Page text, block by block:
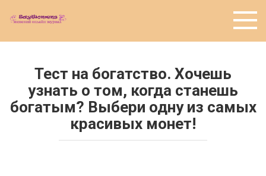
Тест на богатство. Хочешь
узнать о том, когда станешь
богатым? Выбери одну из самых
красивых монет!